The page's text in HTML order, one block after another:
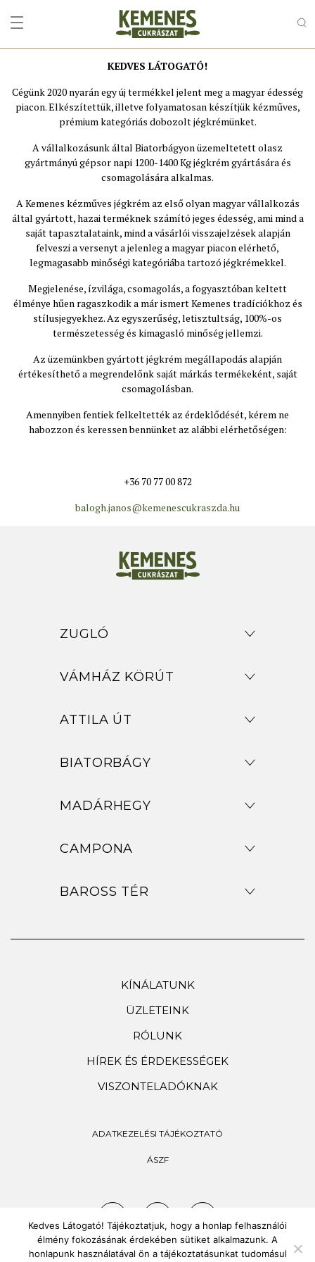
KEDVES LÁTOGATÓ!
Cégünk 2020 nyarán egy új termékkel jelent meg a magyar édesség
piacon. Elkészítettük, illetve folyamatosan készítjük kézműves,
prémium kategóriás dobozolt jégkrémünket.
A vállalkozásunk által Biatorbágyon üzemeltetett olasz
gyártmányú gépsor napi 1200-1400 Kg jégkrém gyártására és
csomagolására alkalmas.
A Kemenes kézműves jégkrém az első olyan magyar vállalkozás
által gyártott, hazai terméknek számító jeges édesség, ami mind a
saját tapasztalataink, mind a vásárlói visszajelzések alapján
felveszi a versenyt a jelenleg a magyar piacon elérhető,
legmagasabb minőségi kategóriába tartozó jégkrémekkel.
Megjelenése, ízvilága, csomagolás, a fogyasztóban keltett
élménye hűen ragaszkodik a már ismert Kemenes tradíciókhoz és
stílusjegyekhez. Az egyszerűség, letisztultság, 100%-os
természetesség és kimagasló minőség jellemzi.
Az üzemünkben gyártott jégkrém megállapodás alapján
értékesíthető a megrendelőnk saját márkás termékeként, saját
csomagolásban.
Amennyiben fentiek felkeltették az érdeklődését, kérem ne
habozzon és keressen bennünket az alábbi elérhetőségen:
+36 70 77 00 872
balogh.janos@kemenescukraszda.hu
ZUGLÓ
VÁMHÁZ KÖRÚT
ATTILA ÚT
BIATORBÁGY
MADÁRHEGY
CAMPONA
BAROSS TÉR
KÍNÁLATUNK
ÜZLETEINK
RÓLUNK
HÍREK ÉS ÉRDEKESSÉGEK
VISZONTELADÓKNAK
ADATKEZELÉSI TÁJÉKOZTATÓ
ÁSZF
Kedves Látogató! Tájékoztatjuk, hogy a honlap felhasználói
élmény fokozásának érdekében sütiket alkalmazunk. A
honlapunk használatával ön a tájékoztatásunkat tudomásul